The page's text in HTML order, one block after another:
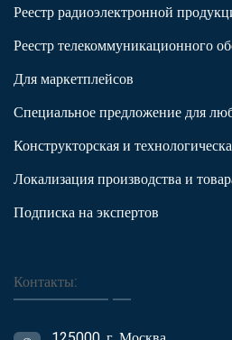
Реестр радиоэлектронной
Реестр телекоммуникационного
Для маркетплейсов
Специальное предложение для
Конструкторская и
Локализация производства и
Подписка на экспертов
Контакты: